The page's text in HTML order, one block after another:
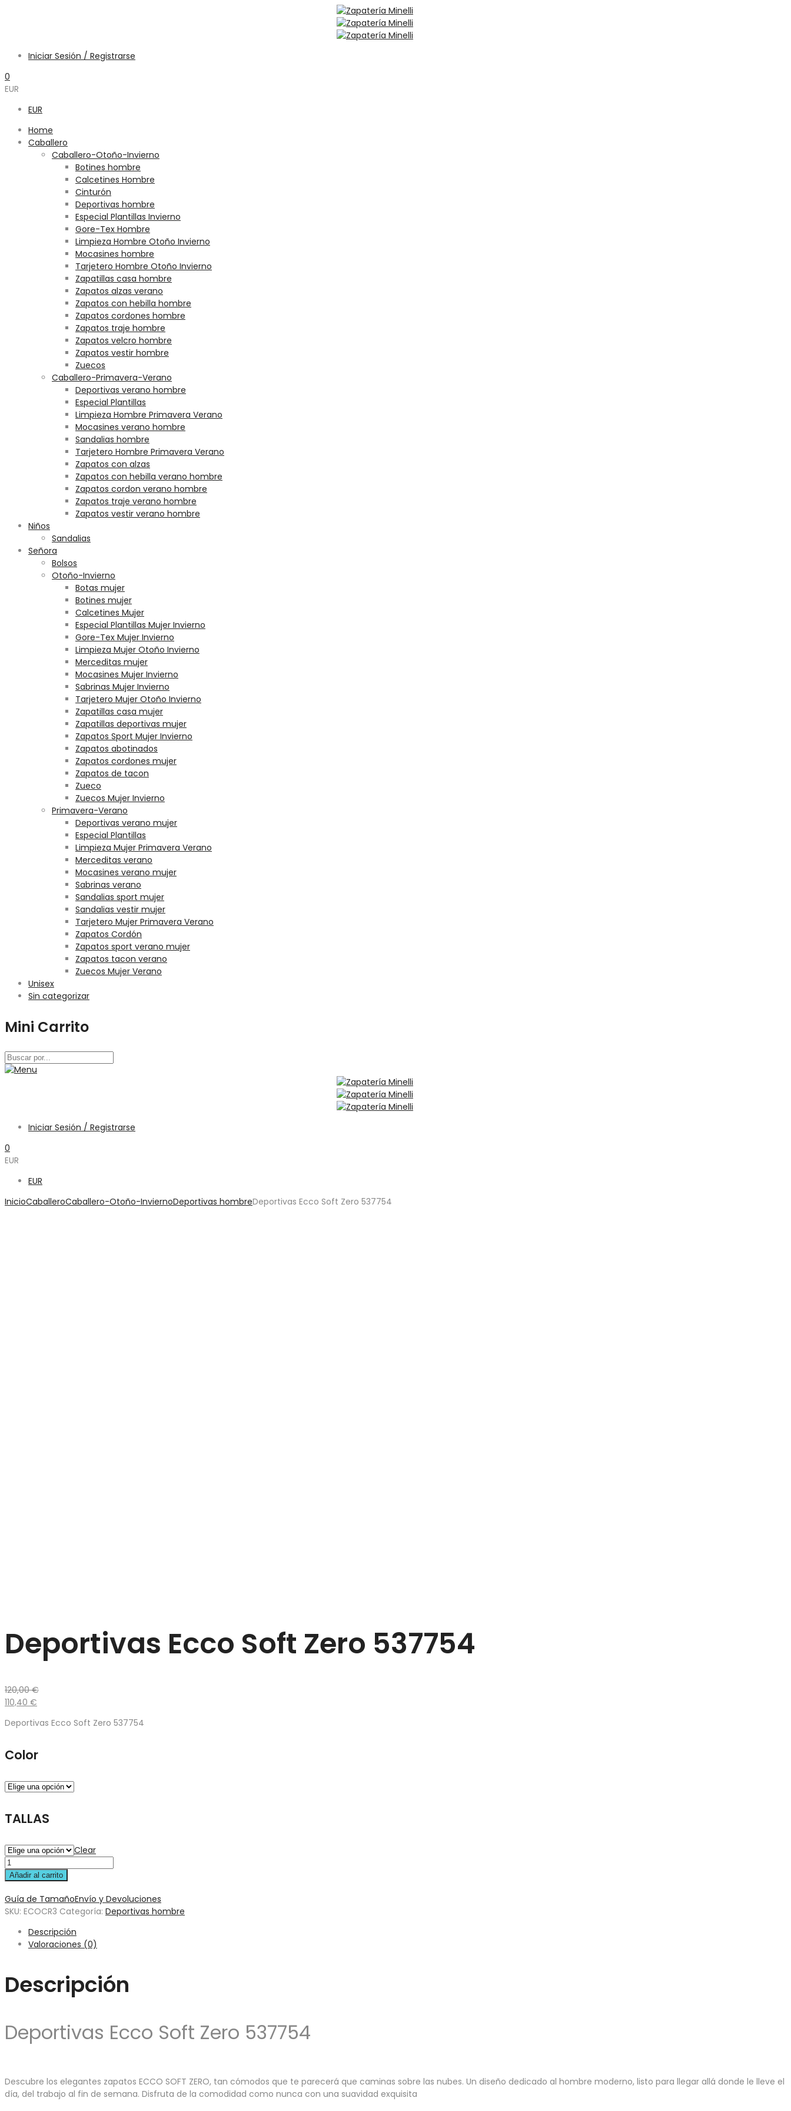
Iniciar Sesión / Registrarse
0
EUR
EUR
Home
Caballero
Caballero-Otoño-Invierno
Botines hombre
Calcetines Hombre
Cinturón
Deportivas hombre
Especial Plantillas Invierno
Gore-Tex Hombre
Limpieza Hombre Otoño Invierno
Mocasines hombre
Tarjetero Hombre Otoño Invierno
Zapatillas casa hombre
Zapatos alzas verano
Zapatos con hebilla hombre
Zapatos cordones hombre
Zapatos traje hombre
Zapatos velcro hombre
Zapatos vestir hombre
Zuecos
Caballero-Primavera-Verano
Deportivas verano hombre
Especial Plantillas
Limpieza Hombre Primavera Verano
Mocasines verano hombre
Sandalias hombre
Tarjetero Hombre Primavera Verano
Zapatos con alzas
Zapatos con hebilla verano hombre
Zapatos cordon verano hombre
Zapatos traje verano hombre
Zapatos vestir verano hombre
Niños
Sandalias
Señora
Bolsos
Otoño-Invierno
Botas mujer
Botines mujer
Calcetines Mujer
Especial Plantillas Mujer Invierno
Gore-Tex Mujer Invierno
Limpieza Mujer Otoño Invierno
Merceditas mujer
Mocasines Mujer Invierno
Sabrinas Mujer Invierno
Tarjetero Mujer Otoño Invierno
Zapatillas casa mujer
Zapatillas deportivas mujer
Zapatos Sport Mujer Invierno
Zapatos abotinados
Zapatos cordones mujer
Zapatos de tacon
Zueco
Zuecos Mujer Invierno
Primavera-Verano
Deportivas verano mujer
Especial Plantillas
Limpieza Mujer Primavera Verano
Merceditas verano
Mocasines verano mujer
Sabrinas verano
Sandalias sport mujer
Sandalias vestir mujer
Tarjetero Mujer Primavera Verano
Zapatos Cordón
Zapatos sport verano mujer
Zapatos tacon verano
Zuecos Mujer Verano
Unisex
Sin categorizar
Mini Carrito
Iniciar Sesión / Registrarse
0
EUR
EUR
InicioCaballeroCaballero-Otoño-InviernoDeportivas hombreDeportivas Ecco Soft Zero 537754
Deportivas Ecco Soft Zero 537754
120,00€
110,40 €
Deportivas Ecco Soft Zero 537754
Color
TALLAS
Clear
Añadir al carrito
Guía de TamañoEnvío y Devoluciones
SKU: ECOCR3 Categoría: Deportivas hombre
Descripción
Valoraciones (0)
Descripción
Deportivas Ecco Soft Zero 537754
Descubre los elegantes zapatos ECCO SOFT ZERO, tan cómodos que te parecerá que caminas sobre las nubes. Un diseño dedicado al hombre moderno, listo para llegar allá donde le lleve el
día, del trabajo al fin de semana. Disfruta de la comodidad como nunca con una suavidad exquisita